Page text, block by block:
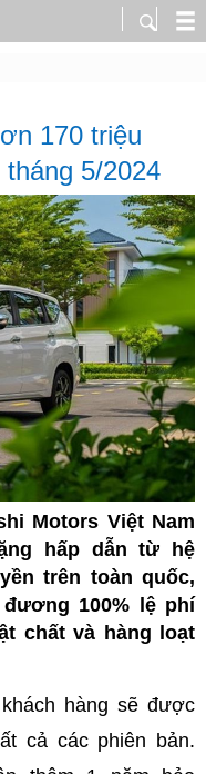
170 triệu
5/2024
Motors Việt Nam
hấp dẫn từ hệ
trên toàn quốc,
100% lệ phí
chất và hàng loạt
hàng sẽ được
cả các phiên bản.